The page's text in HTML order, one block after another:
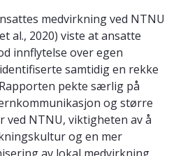
medvirkning ved NTNU
al., 2020) viste at ansatte
innflytelse over egen
samtidig en rekke
pekte særlig på
og større
ved NTNU, viktigheten av å
og en mer